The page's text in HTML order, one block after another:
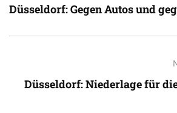
Düsseldorf: Gegen Autos und
Düsseldorf: Niederlage für